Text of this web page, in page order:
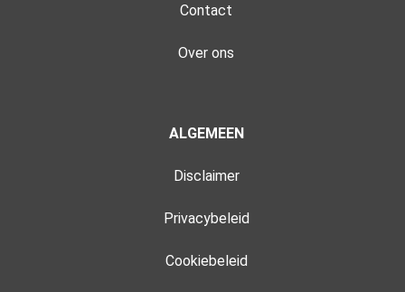
Contact
Over ons
ALGEMEEN
Disclaimer
Privacybeleid
Cookiebeleid